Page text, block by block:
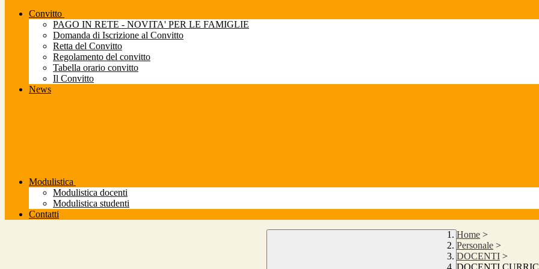
Convitto
PAGO IN RETE - NOVITA' PER LE FAMIGLIE
Domanda di Iscrizione al Convitto
Retta del Convitto
Regolamento del convitto
Tabella orario convitto
Il Convitto
News
Modulistica
Modulistica docenti
Modulistica studenti
Contatti
Home >
Personale >
DOCENTI >